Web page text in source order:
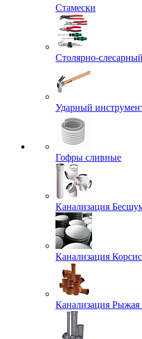
Стамески
Столярно-
Ударный
Гофры сливные
Канализация
Канализация
Канализация Рыжая